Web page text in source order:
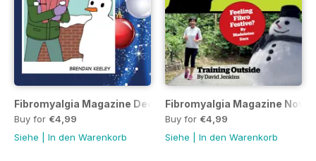
Fibromyalgia Magazine December 2019
Buy for €4,99
Siehe
In den Warenkorb
Fibromyalgia Magazine
Buy for €4,99
Siehe
In den Warenkorb